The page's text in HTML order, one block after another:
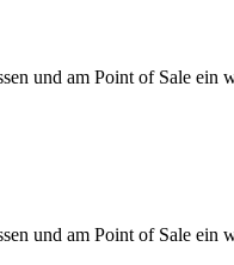
und am Point of Sale
und am Point of Sale